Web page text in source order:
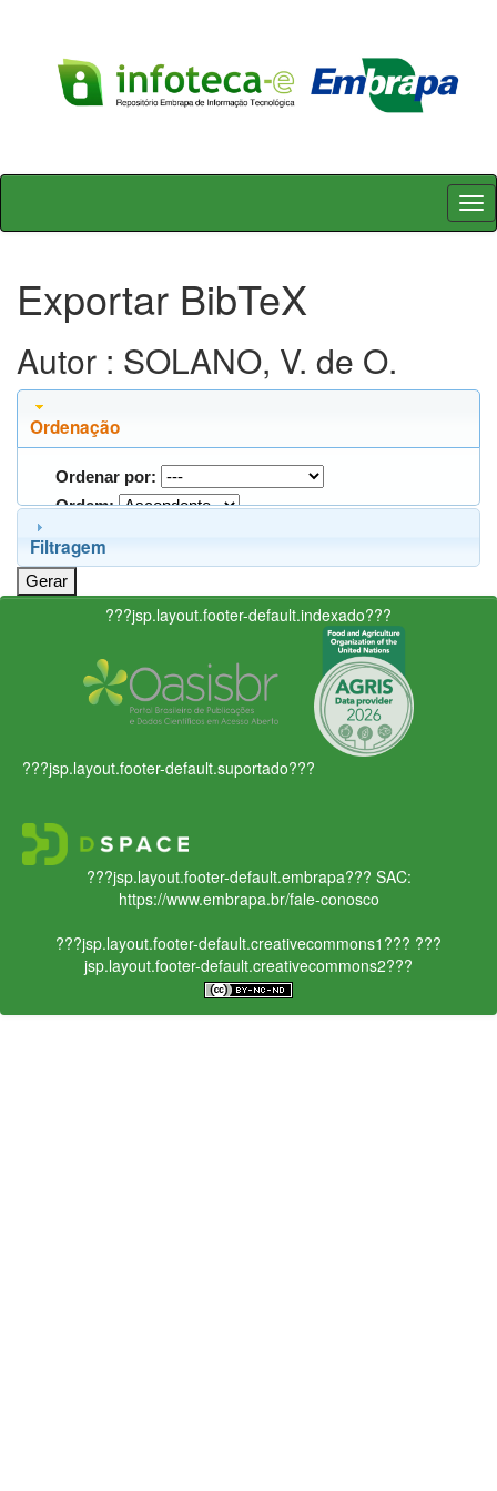
Skip
Exportar BibTeX
Autor : SOLANO, V. de O.
Ordenação
Ordenar por:
Ordem:
Filtragem
???jsp.layout.footer-default.indexado???
???jsp.layout.footer-default.suportado???
???jsp.layout.footer-default.embrapa??? SAC:
https://www.embrapa.br/fale-conosco
???jsp.layout.footer-default.creativecommons1??? ???
jsp.layout.footer-default.creativecommons2???